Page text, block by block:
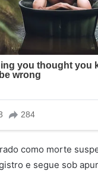
como morte
e segue sob